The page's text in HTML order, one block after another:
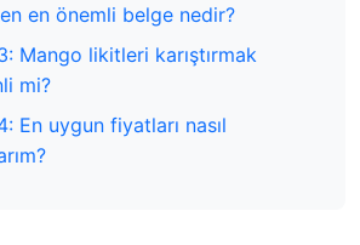
en önemli belge nedir?
Mango likitleri karıştırmak
mi?
En uygun fiyatları nasıl